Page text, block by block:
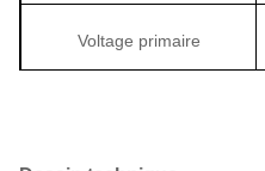
Voltage primaire